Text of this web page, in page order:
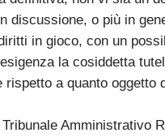
discussione, o più in
in gioco, con un
la cosiddetta
a quanto oggetto
Amministrativo